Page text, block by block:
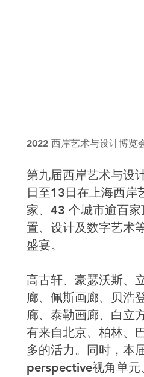
2022 西岸艺术与设计博览
第九届西岸艺术与设
日至13日在上海西岸
家、43 个城市逾百
置、设计及数字艺术
盛宴。
高古轩、豪瑟沃斯、
廊、佩斯画廊、贝浩
廊、泰勒画廊、白立
有来自北京、柏林、
多的活力。同时，本
perspective视角单元